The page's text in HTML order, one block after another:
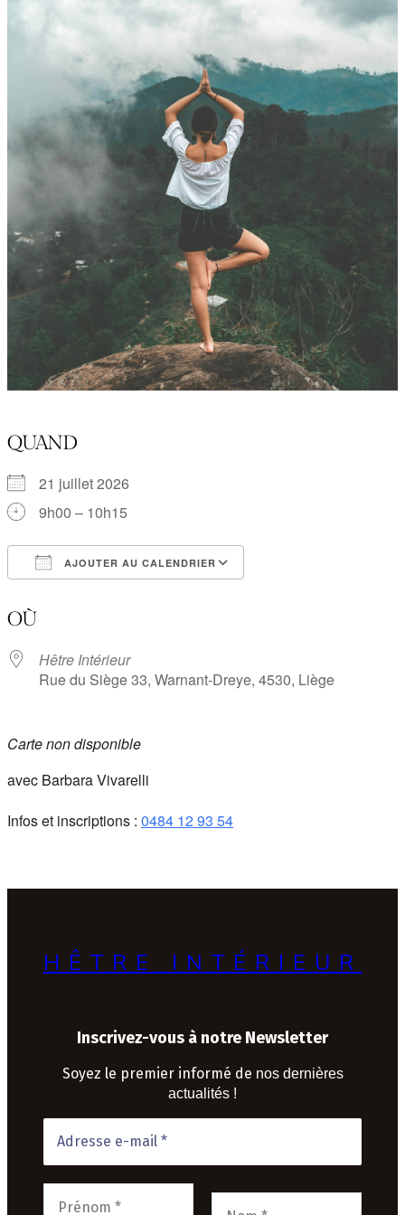
QUAND
21 juillet 2026
9h00 – 10h15
AJOUTER AU CALENDRIER
OÙ
Hêtre Intérieur
Rue du Siège 33, Warnant-Dreye, 4530, Liège
Carte non disponible
avec Barbara Vivarelli
Infos et inscriptions : 0484 12 93 54
HÊTRE INTÉRIEUR
Inscrivez-vous à notre Newsletter
Soyez le premier informé de nos dernières
actualités !